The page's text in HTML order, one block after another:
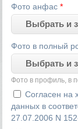
Фото анфас*
Выбрать и
Фото в полный
Выбрать и
Фото в профиль, в
Согласен на
данных в
27.07.2006 N